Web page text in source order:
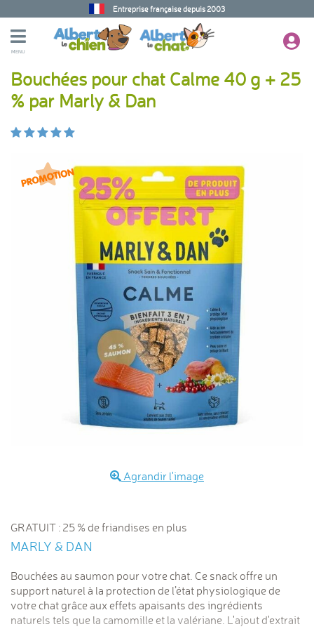
Entreprise française depuis 2003
MENU
Bouchées pour chat Calme 40 g + 25
% par Marly & Dan
Agrandir l'image
GRATUIT : 25 % de friandises en plus
MARLY & DAN
Bouchées au saumon pour votre chat. Ce snack offre un
support naturel à la protection de l’état physiologique de
votre chat grâce aux effets apaisants des ingrédients
naturels tels que la camomille et la valériane. L'ajout d'extrait